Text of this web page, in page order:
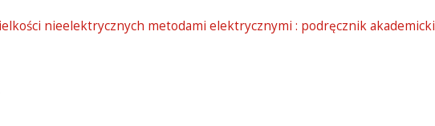
nieelektrycznych metodami elektrycznymi : podręcznik akademicki